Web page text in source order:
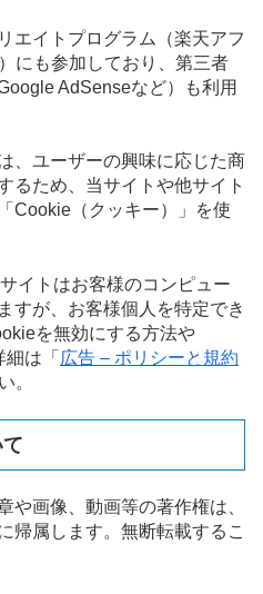
エイトプログラム（楽天アフ
にも参加しており、第三者
AdSenseなど）も利用
、ユーザーの興味に応じた商
るため、当サイトや他サイト
Cookie（クッキー）」を使
イトはお客様のコンピュー
すが、お客様個人を特定でき
を無効にする方法や
は「 広告 – ポリシーと規約
。
や画像、動画等の著作権は、
帰属します。無断転載するこ